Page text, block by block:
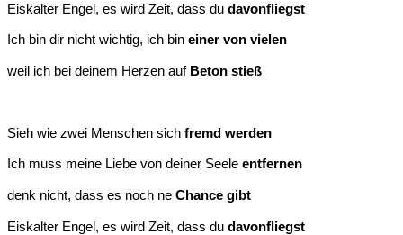
Eiskalter Engel, es wird Zeit, dass du davonfliegst
Ich bin dir nicht wichtig, ich bin einer von vielen
weil ich bei deinem Herzen auf Beton stieß
Sieh wie zwei Menschen sich fremd werden
Ich muss meine Liebe von deiner Seele entfernen
denk nicht, dass es noch ne Chance gibt
Eiskalter Engel, es wird Zeit, dass du davonfliegst